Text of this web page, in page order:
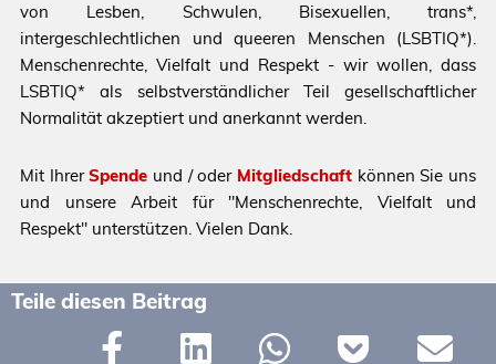
von Lesben, Schwulen, Bisexuellen, trans*,
intergeschlechtlichen und queeren Menschen (LSBTIQ*).
Menschenrechte, Vielfalt und Respekt - wir wollen, dass
LSBTIQ* als selbstverständlicher Teil gesellschaftlicher
Normalität akzeptiert und anerkannt werden.
Mit IhrerSpende und / oder Mitgliedschaft können Sie uns
und unsere Arbeit für "Menschenrechte, Vielfalt und
Respekt" unterstützen. Vielen Dank.
Teile diesen Beitrag